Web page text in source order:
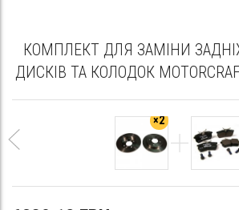
КОМПЛЕКТ ДЛЯ ЗАМІНИ
ДИСКІВ ТА КОЛОДОК
×2